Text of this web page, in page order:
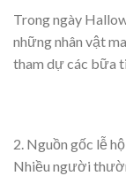
Trong ngày
những nhân vật
tham dự các bữa
2. Nguồn gốc lễ
Nhiều người